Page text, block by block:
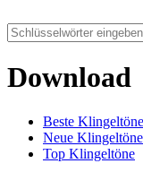
Download
Beste Klingeltöne
Neue Klingeltöne
Top Klingeltöne